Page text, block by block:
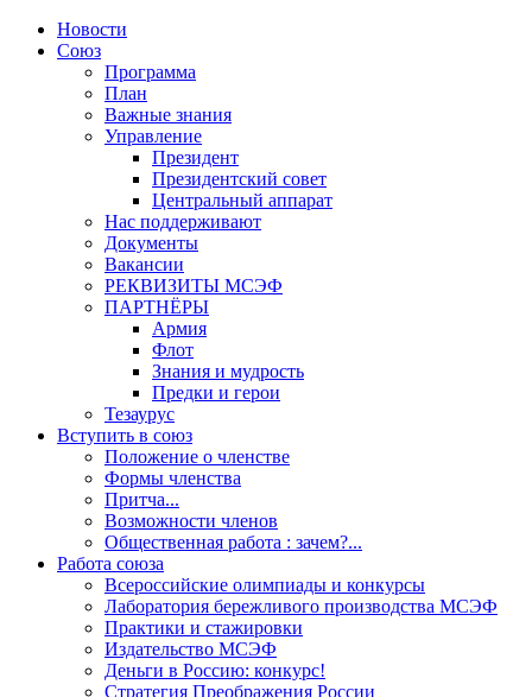
Новости
Союз
Программа
План
Важные знания
Управление
Президент
Президентский совет
Центральный аппарат
Нас поддерживают
Документы
Вакансии
РЕКВИЗИТЫ МСЭФ
ПАРТНЁРЫ
Армия
Флот
Знания и мудрость
Предки и герои
Тезаурус
Вступить в союз
Положение о членстве
Формы членства
Притча...
Возможности членов
Общественная работа : зачем?...
Работа союза
Всероссийские олимпиады и конкурсы
Лаборатория бережливого производства МСЭФ
Практики и стажировки
Издательство МСЭФ
Деньги в Россию: конкурс!
Стратегия Преображения России